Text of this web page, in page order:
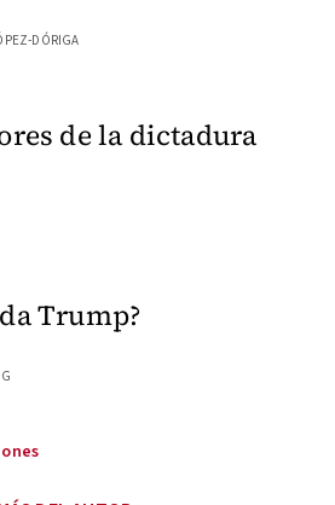
DÓRIGA
de la dictadura
Trump?